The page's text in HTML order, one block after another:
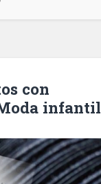
con
infantil